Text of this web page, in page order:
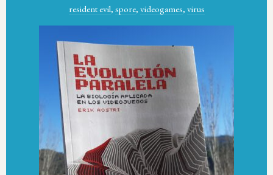
resident evil, spore, videogames, virus